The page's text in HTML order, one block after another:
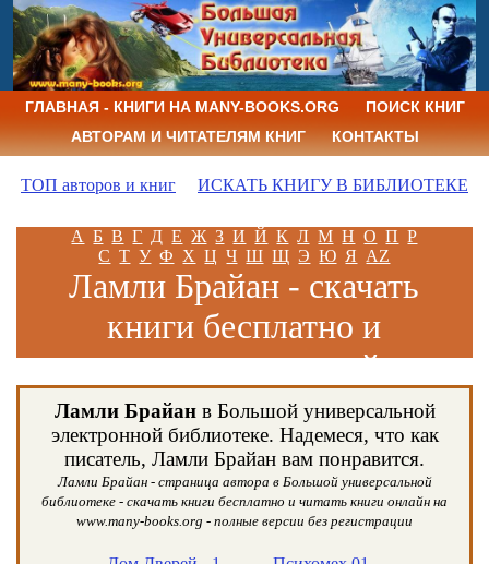
ГЛАВНАЯ - КНИГИ НА MANY-BOOKS.ORG
ПОИСК КНИГ
АВТОРАМ И ЧИТАТЕЛЯМ КНИГ
КОНТАКТЫ
ТОП авторов и книг ИСКАТЬ КНИГУ В БИБЛИОТЕКЕ
А Б В Г Д Е Ж З И Й К Л М Н О П Р
С Т У Ф Х Ц Ч Ш Щ Э Ю Я AZ
Ламли Брайан - скачать
книги бесплатно и
читать книги онлайн
Ламли Брайанв Большой универсальной
электронной библиотеке. Надемеся, что как
писатель, Ламли Брайан вам понравится.
Ламли Брайан - страница автора в Большой универсальной
библиотеке - скачать книги бесплатно и читать книги онлайн на
www.many-books.org - полные версии без регистрации